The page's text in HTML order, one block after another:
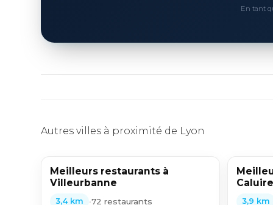
En tant
Autres villes à proximité de Lyon
Meilleurs restaurants à
Villeurbanne
3,4 km •72 restaurants 3,9 km